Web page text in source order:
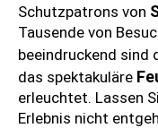
Schutzpatrons von
Tausende von
beeindruckend sind
das spektakuläre
erleuchtet. Lassen
Erlebnis nicht